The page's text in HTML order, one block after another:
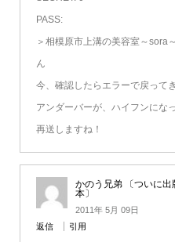
PASS:
＞相模原市上溝の美容室～
ん
今、確認したらエラーで戻って
アンダーバーが、ハイフンにな
再送しますね！
かのう兄弟 〔ついに
本〕
2011年 5月 09日
返信
引用